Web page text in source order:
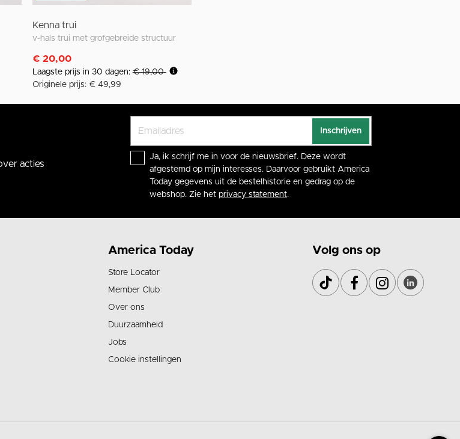
Kenna trui
v-hals trui met grofgebreide structuur
€ 20,00
Laagste prijs in 30 dagen:€ 19,00
Originele prijs: € 49,99
acties
Inschrijven
Ja, ik schrijf me in voor de nieuwsbrief. Deze wordt
afgestemd op mijn interesses. Daarvoor gebruikt America
Today gegevens uit de bestelhistorie en gedrag op de
webshop. Zie het privacy statement.
America Today
Store Locator
Member Club
Over ons
Duurzaamheid
Jobs
Cookie instellingen
Volg ons op